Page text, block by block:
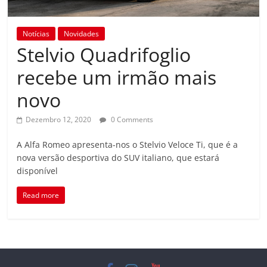
Notícias Novidades
Stelvio Quadrifoglio
recebe um irmão mais
novo
Dezembro 12, 2020 0 Comments
A Alfa Romeo apresenta-nos o Stelvio Veloce Ti, que é a
nova versão desportiva do SUV italiano, que estará
disponível
Read more